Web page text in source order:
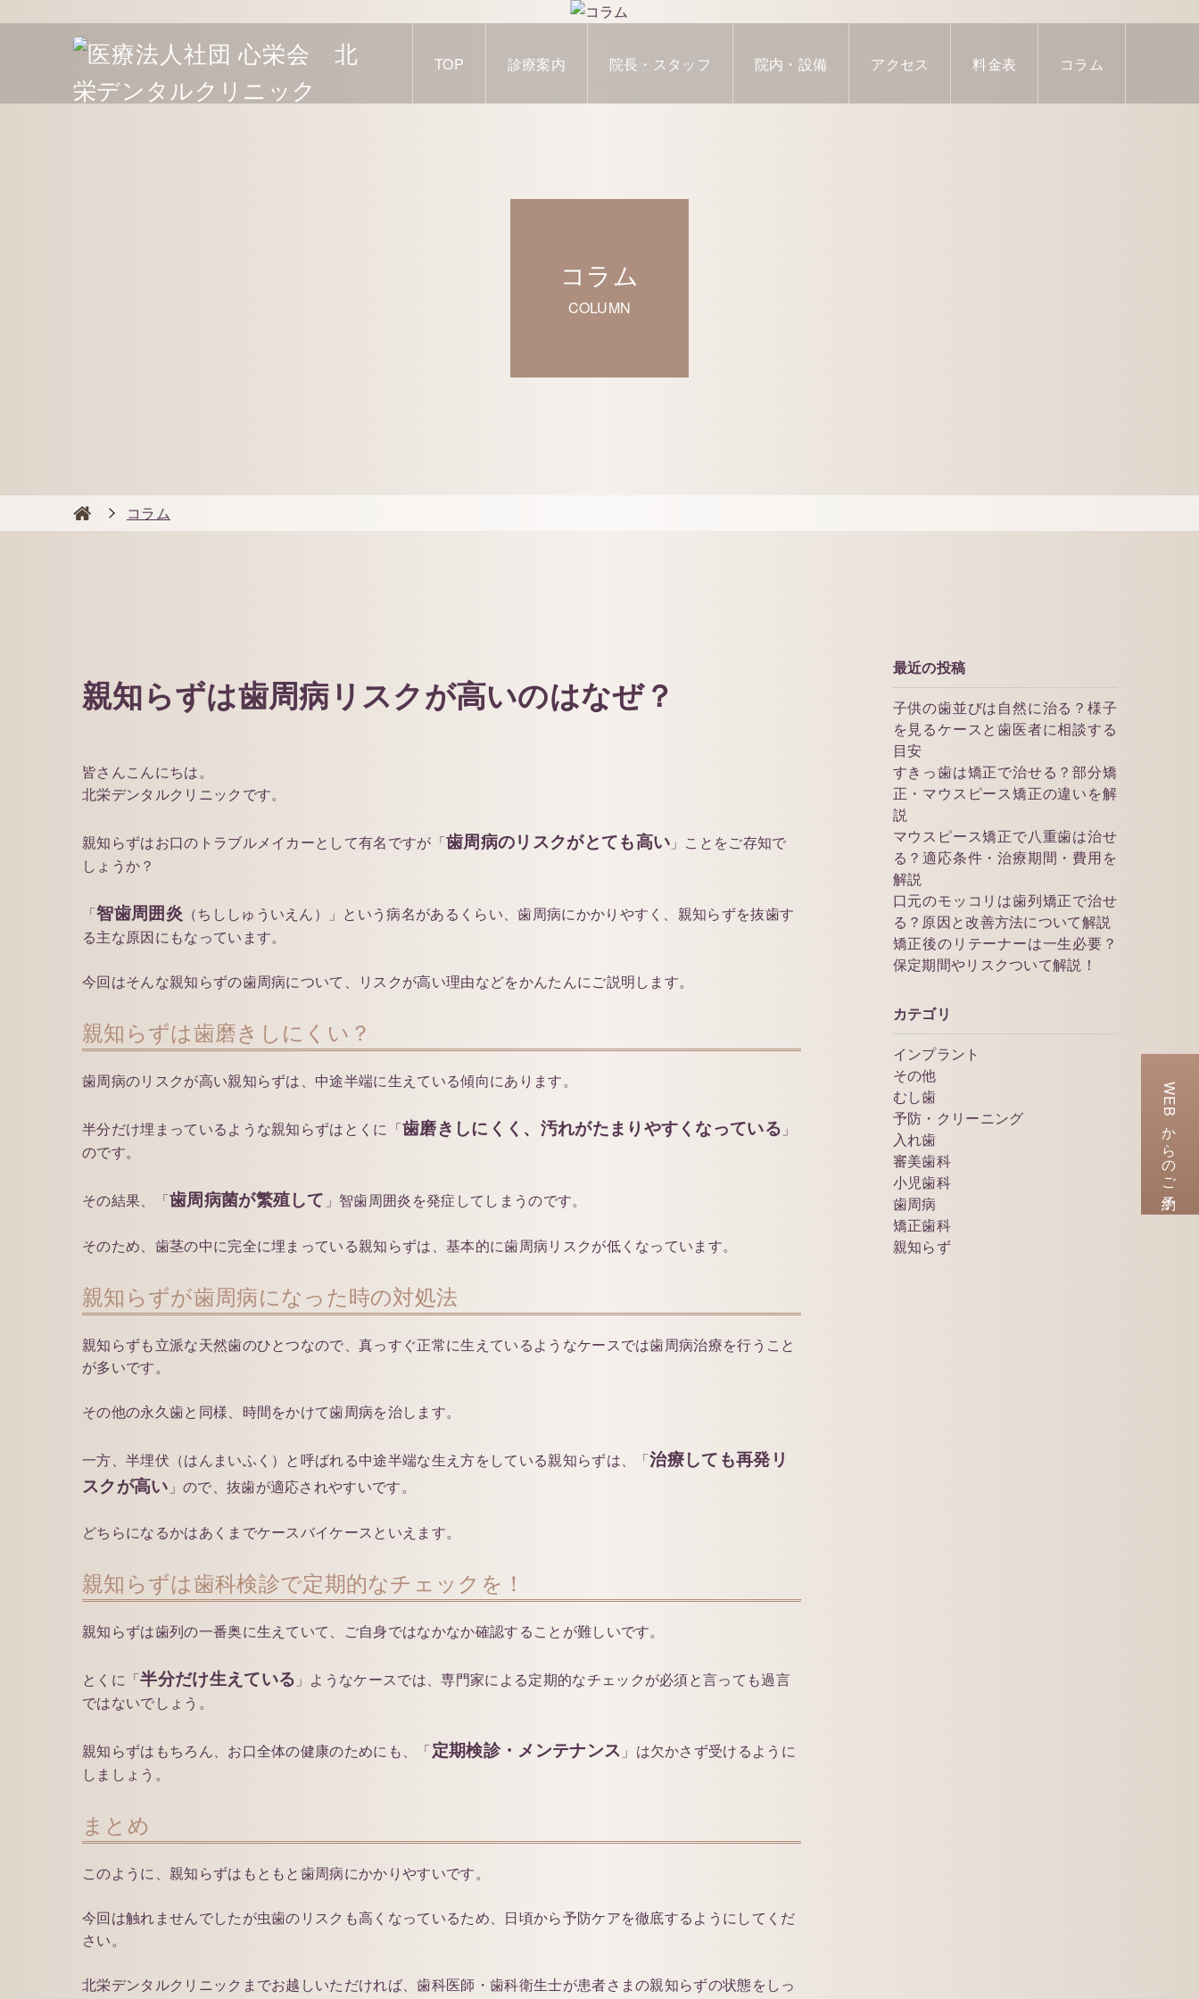
TOP 診療案内 院長・スタッフ 院内・設備 アクセス 料金表 コラム
WEBからのご予約
コラム
COLUMN
コラム
親知らずは歯周病リスクが高いのはなぜ？
皆さんこんにちは。
北栄デンタルクリニックです。
親知らずはお口のトラブルメイカーとして有名ですが「歯周病のリスクがとても高い 」ことをご存知で
しょうか？
「智歯周囲炎 （ちししゅういえん）」という病名があるくらい、歯周病にかかりやすく、親知らずを抜歯す
る主な原因にもなっています。
今回はそんな親知らずの歯周病について、リスクが高い理由などをかんたんにご説明します。
親知らずは歯磨きしにくい？
歯周病のリスクが高い親知らずは、中途半端に生えている傾向にあります。
半分だけ埋まっているような親知らずはとくに「歯磨きしにくく、汚れがたまりやすくなっている 」
のです。
その結果、「歯周病菌が繁殖して 」智歯周囲炎を発症してしまうのです。
そのため、歯茎の中に完全に埋まっている親知らずは、基本的に歯周病リスクが低くなっています。
親知らずが歯周病になった時の対処法
親知らずも立派な天然歯のひとつなので、真っすぐ正常に生えているようなケースでは歯周病治療を行うこと
が多いです。
その他の永久歯と同様、時間をかけて歯周病を治します。
一方、半埋伏（はんまいふく）と呼ばれる中途半端な生え方をしている親知らずは、「治療しても再発リ
スクが高い 」ので、抜歯が適応されやすいです。
どちらになるかはあくまでケースバイケースといえます。
親知らずは歯科検診で定期的なチェックを！
親知らずは歯列の一番奥に生えていて、ご自身ではなかなか確認することが難しいです。
とくに「半分だけ生えている 」ようなケースでは、専門家による定期的なチェックが必須と言っても過言
ではないでしょう。
親知らずはもちろん、お口全体の健康のためにも、「定期検診・メンテナンス 」は欠かさず受けるように
しましょう。
まとめ
このように、親知らずはもともと歯周病にかかりやすいです。
今回は触れませんでしたが虫歯のリスクも高くなっているため、日頃から予防ケアを徹底するようにしてくだ
さい。
北栄デンタルクリニックまでお越しいただければ、歯科医師・歯科衛生士が患者さまの親知らずの状態をしっ
最近の投稿
子供の歯並びは自然に治る？様子
を見るケースと歯医者に相談する
目安
すきっ歯は矯正で治せる？部分矯
正・マウスピース矯正の違いを解
説
マウスピース矯正で八重歯は治せ
る？適応条件・治療期間・費用を
解説
口元のモッコリは歯列矯正で治せ
る？原因と改善方法について解説
矯正後のリテーナーは一生必要？
保定期間やリスクついて解説！
カテゴリ
インプラント
その他
むし歯
予防・クリーニング
入れ歯
審美歯科
小児歯科
歯周病
矯正歯科
親知らず